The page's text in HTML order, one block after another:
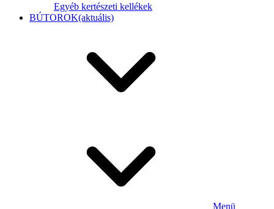
Egyéb kertészeti kellékek
BÚTOROK(aktuális)
Menü